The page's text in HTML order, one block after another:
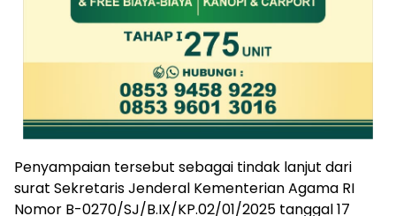
Penyampaian tersebut sebagai tindak lanjut dari
surat Sekretaris Jenderal Kementerian Agama RI
Nomor B-0270/SJ/B.IX/KP.02/01/2025 tanggal 17